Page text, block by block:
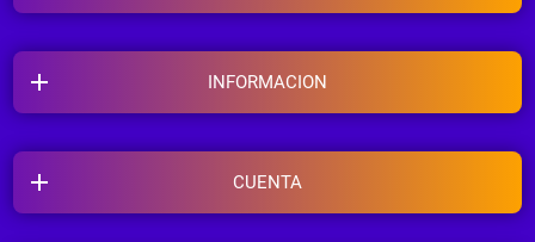
INFORMACION
CUENTA